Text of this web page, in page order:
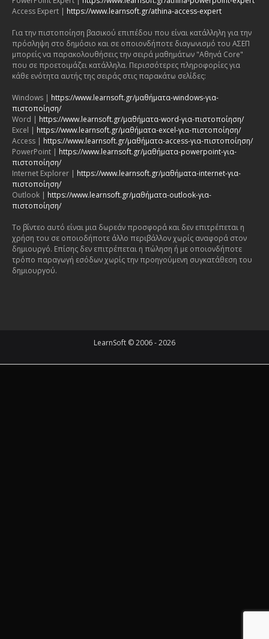
Access Expert | https://www.learnsoft.gr/athina-access-expert
Για την πιστοποίηση βασικού επιπέδου που είναι κατάλληλη για την
πρόσληψη στο δημόσιο και σε οποιονδήποτε διαγωνισμό του ΑΣΕΠ
μπορείς να παρακολουθήσεις την σειρά μαθημάτων "Αθηνά Core"
που σε προετοιμάζει κατάλληλα. Περισσότερες πληροφορίες για
κάθε ενότητα αυτής της σειράς στις παρακάτω σελίδες:
Windows | https://www.learnsoft.gr/μαθήματα-windows-για-
πιστοποίηση/
Word | https://www.learnsoft.gr/μαθήματα-word-για-πιστοποίηση/
Excel | https://www.learnsoft.gr/μαθήματα-excel-για-πιστοποίηση/
Access | https://www.learnsoft.gr/μαθήματα-access-για-πιστοποίηση/
PowerPoint | https://www.learnsoft.gr/μαθήματα-powerpoint-για-
πιστοποίηση/
Internet Explorer | https://www.learnsoft.gr/μαθήματα-internet-για-
πιστοποίηση/
Outlook | https://www.learnsoft.gr/μαθήματα-outlook-για-
πιστοποίηση/
Το βίντεο αυτό είναι μια δωρεάν προσφορά και δεν επιτρέπεται η
χρήση του σε οποιοδήποτε άλλο περιβάλλον χωρίς αναφορά στον
δημιουργό. Επίσης δεν επιτρέπεται η πώληση ή με οποιονδήποτε
τρόπο παραγωγή εσόδων χωρίς την προηγούμενη συγκατάθεση του
δημιουργού.
LearnSoft © 2006 - 2026